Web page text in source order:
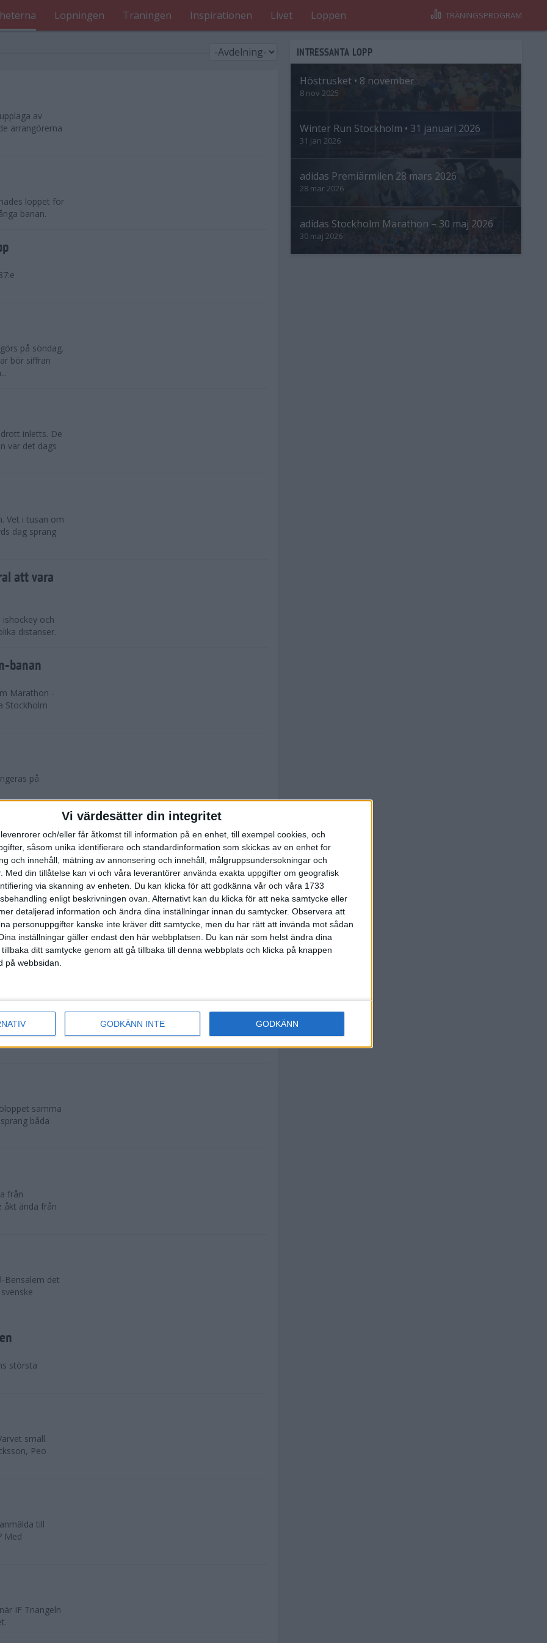
Vi värdesätter din integritet
och/eller får åtkomst till information på en enhet, till exempel cookies, och
såsom unika identifierare och standardinformation som skickas av en enhet for
och innehåll, mätning av annonsering och innehåll, målgruppsundersokningar och
Med din tillåtelse kan vi och våra leverantörer använda exakta uppgifter om geografisk
via skanning av enheten. Du kan klicka för att godkänna vår och våra 1733
enligt beskrivningen ovan. Alternativt kan du klicka för att neka samtycke eller
detaljerad information och ändra dina inställningar innan du samtycker. Observera att
personuppgifter kanske inte kräver ditt samtycke, men du har rätt att invända mot sådan
inställningar gäller endast den här webbplatsen. Du kan när som helst ändra dina
ditt samtycke genom att gå tillbaka till denna webbplats och klicka på knappen
på webbsidan.
GODKÄNN INTE GODKÄNN
Löpningen Träningen Inspirationen Livet Loppen TRÄNINGSPROGRAM
av
arrangörerna
loppet för
banan.
på söndag.
bör siffran
inletts. De
var det dags
Vet i tusan om
dag sprang
att vara
och
distanser.
banan
Marathon -
Stockholm
på
på lördag.
sista str...
månad
för sent. -
extra
Malmö AI
samma
båda
från
åkt ända från
Bensalem det
största
small.
Peo
till
Med
IF Triangeln
INTRESSANTA LOPP
Höstrusket • 8 november
8 nov 2025
Winter Run Stockholm • 31 januari 2026
31 jan 2026
adidas Premiärmilen 28 mars 2026
28 mar 2026
adidas Stockholm Marathon – 30 maj 2026
30 maj 2026